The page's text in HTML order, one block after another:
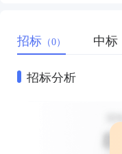
招标 （0） 中标
招标分析